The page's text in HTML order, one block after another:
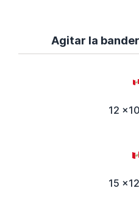
Agitar la
12
15